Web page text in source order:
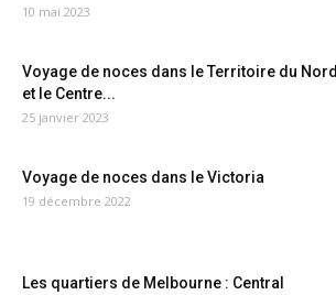
10 mai 2023
Voyage de noces dans le Territoire du Nord
et le Centre...
25 janvier 2023
Voyage de noces dans le Victoria
19 décembre 2022
Les quartiers de Melbourne : Central